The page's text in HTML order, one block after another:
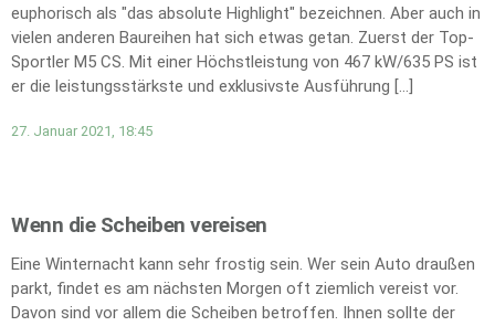
euphorisch als "das absolute Highlight" bezeichnen. Aber auch in
vielen anderen Baureihen hat sich etwas getan. Zuerst der Top-
Sportler M5 CS. Mit einer Höchstleistung von 467 kW/635 PS ist
er die leistungsstärkste und exklusivste Ausführung […]
27. Januar 2021, 18:45
Wenn die Scheiben vereisen
Eine Winternacht kann sehr frostig sein. Wer sein Auto draußen
parkt, findet es am nächsten Morgen oft ziemlich vereist vor.
Davon sind vor allem die Scheiben betroffen. Ihnen sollte der